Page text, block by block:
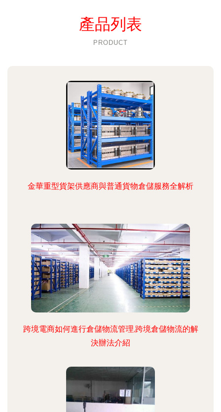
產品列表
PRODUCT
金華重型貨架供應商與普通貨物倉儲服務全解析
跨境電商如何進行倉儲物流管理,跨境倉儲物流的解
決辦法介紹